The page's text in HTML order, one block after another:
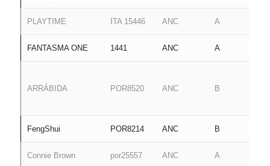
PLAYTIME ITA 15446 ANC A
FANTASMA ONE 1441 ANC A
ARRÁBIDA POR8520 ANC B
FengShui POR8214 ANC B
Connie Brown por25557 ANC A